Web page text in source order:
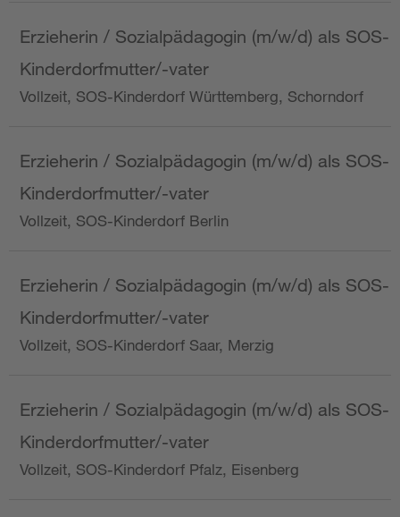
Erzieherin / Sozialpädagogin (m/w/d) als SOS-
Kinderdorfmutter/-vater
Vollzeit, SOS-Kinderdorf Württemberg, Schorndorf
Erzieherin / Sozialpädagogin (m/w/d) als SOS-
Kinderdorfmutter/-vater
Vollzeit, SOS-Kinderdorf Berlin
Erzieherin / Sozialpädagogin (m/w/d) als SOS-
Kinderdorfmutter/-vater
Vollzeit, SOS-Kinderdorf Saar, Merzig
Erzieherin / Sozialpädagogin (m/w/d) als SOS-
Kinderdorfmutter/-vater
Vollzeit, SOS-Kinderdorf Pfalz, Eisenberg